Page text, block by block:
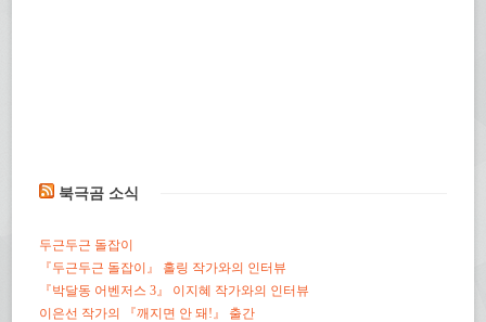
북극곰 소식
두근두근 돌잡이
『두근두근 돌잡이』 홀링 작가와의 인터뷰
『박달동 어벤저스 3』 이지혜 작가와의 인터뷰
이은선 작가의 『깨지면 안 돼!』 출간